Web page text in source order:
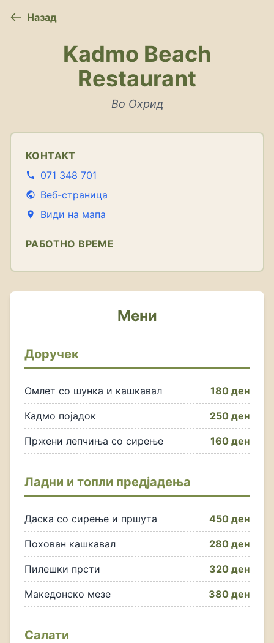
Назад
Kadmo Beach
Restaurant
Во Охрид
КОНТАКТ
071 348 701
Веб-страница
Види на мапа
РАБОТНО ВРЕМЕ
Мени
Доручек
Омлет со шунка и кашкавал 180 ден
Кадмо појадок 250 ден
Пржени лепчиња со сирење 160 ден
Ладни и топли предјадења
Даска со сирење и пршута 450 ден
Похован кашкавал 280 ден
Пилешки прсти 320 ден
Македонско мезе 380 ден
Салати